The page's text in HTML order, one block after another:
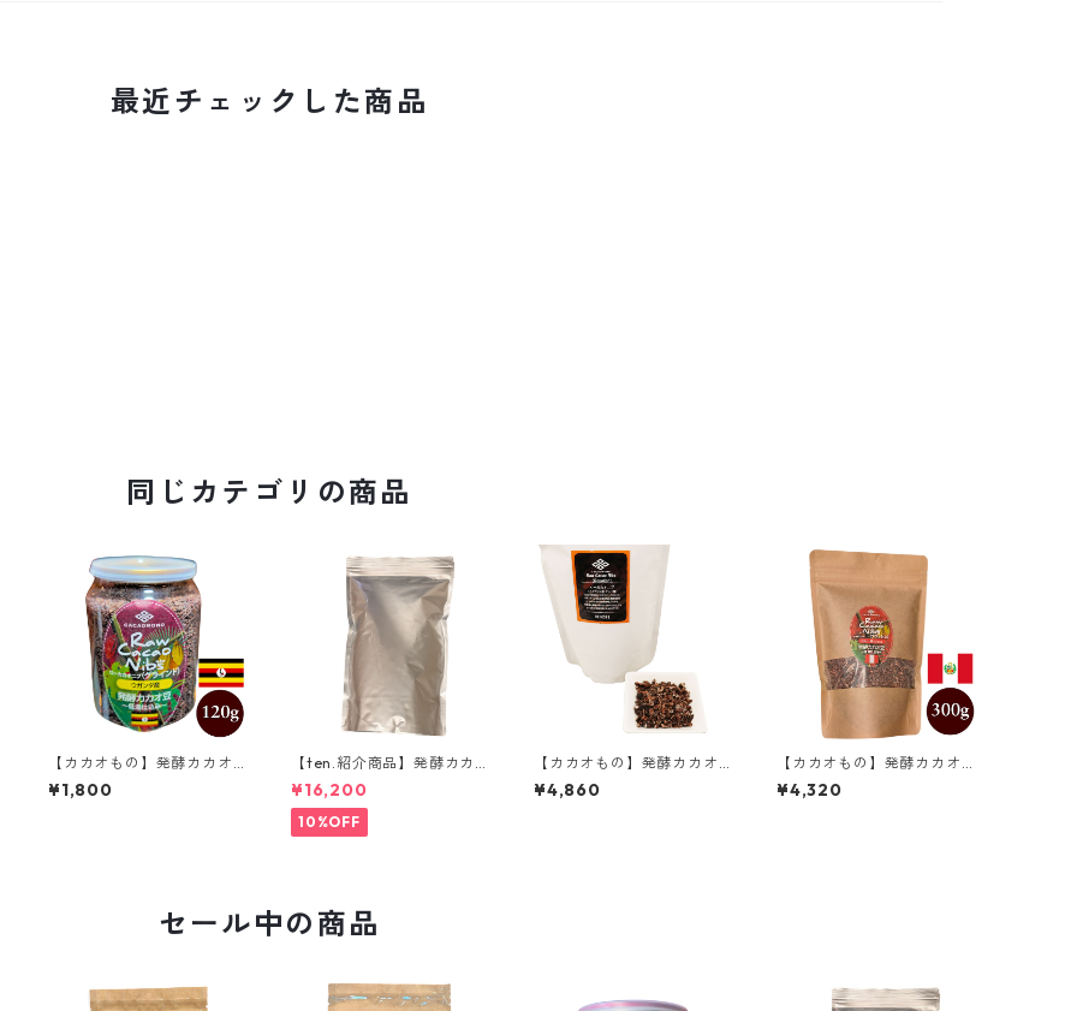
最近チェックした商品
同じカテゴリの商品
【カカオもの】発酵カカオ
ニブ(グラインド) 120g ウガ
ンダ産 低温仕込み発酵カカ
¥1,800
【ten.紹介商品】発酵カカオ
ニブ(ホール) 1kg ウガンダ産
低温仕込み発酵カカオ豆 ロ
ーカカオ豆 CACAOMONO
¥16,200
10%OFF
【カカオもの】発酵カカオ
ニブ エクアドル 300g
¥4,860
【カカオもの】発酵カカオ
ニブ(クラッシュ) 300g ペ
ルー産 クリオロ種 低温仕込
¥4,320
セール中の商品